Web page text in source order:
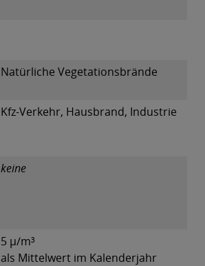
Natürliche Vegetationsbrände
Kfz-Verkehr, Hausbrand, Industrie
keine
5 µ/m³
als Mittelwert im Kalenderjahr